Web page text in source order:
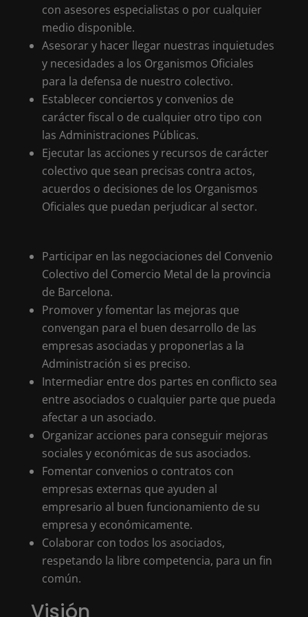
con asesores especialistas o por cualquier
medio disponible.
Asesorar y hacer llegar nuestras inquietudes
y necesidades a los Organismos Oficiales
para la defensa de nuestro colectivo.
Establecer conciertos y convenios de
carácter fiscal o de cualquier otro tipo con
las Administraciones Públicas.
Ejecutar las acciones y recursos de carácter
colectivo que sean precisas contra actos,
acuerdos o decisiones de los Organismos
Oficiales que puedan perjudicar al sector.
Participar en las negociaciones del Convenio
Colectivo del Comercio Metal de la provincia
de Barcelona.
Promover y fomentar las mejoras que
convengan para el buen desarrollo de las
empresas asociadas y proponerlas a la
Administración si es preciso.
Intermediar entre dos partes en conflicto sea
entre asociados o cualquier parte que pueda
afectar a un asociado.
Organizar acciones para conseguir mejoras
sociales y económicas de sus asociados.
Fomentar convenios o contratos con
empresas externas que ayuden al
empresario al buen funcionamiento de su
empresa y económicamente.
Colaborar con todos los asociados,
respetando la libre competencia, para un fin
común.